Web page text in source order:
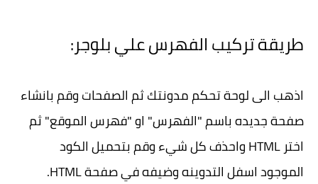
طريقة تركيب الفهرس علي بلوجر:
اذهب الى لوحة تحكم مدونتك ثم الصفحات وقم بانشاء
صفحة جديده باسم "الفهرس" او "فهرس الموقع" ثم
اختر HTML واحذف كل شيء وقم بتحميل الكود
الموجود اسفل التدوينه وضيفه في صفحة HTML.